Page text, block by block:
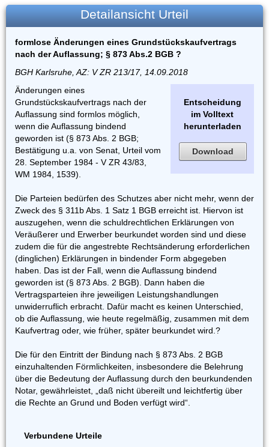
Detailansicht Urteil
formlose Änderungen eines Grundstückskaufvertrags
nach der Auflassung; § 873 Abs.2 BGB ?
BGH Karlsruhe, AZ: V ZR 213/17, 14.09.2018
Entscheidung
im Volltext
herunterladen
Download
Änderungen eines
Grundstückskaufvertrags nach der
Auflassung sind formlos möglich,
wenn die Auflassung bindend
geworden ist (§ 873 Abs. 2 BGB;
Bestätigung u.a. von Senat, Urteil vom
28. September 1984 - V ZR 43/83,
WM 1984, 1539).
Die Parteien bedürfen des Schutzes aber nicht mehr, wenn der
Zweck des § 311b Abs. 1 Satz 1 BGB erreicht ist. Hiervon ist
auszugehen, wenn die schuldrechtlichen Erklärungen von
Veräußerer und Erwerber beurkundet worden sind und diese
zudem die für die angestrebte Rechtsänderung erforderlichen
(dinglichen) Erklärungen in bindender Form abgegeben
haben. Das ist der Fall, wenn die Auflassung bindend
geworden ist (§ 873 Abs. 2 BGB). Dann haben die
Vertragsparteien ihre jeweiligen Leistungshandlungen
unwiderruflich erbracht. Dafür macht es keinen Unterschied,
ob die Auflassung, wie heute regelmäßig, zusammen mit dem
Kaufvertrag oder, wie früher, später beurkundet wird.?
Die für den Eintritt der Bindung nach § 873 Abs. 2 BGB
einzuhaltenden Förmlichkeiten, insbesondere die Belehrung
über die Bedeutung der Auflassung durch den beurkundenden
Notar, gewährleistet, „daß nicht übereilt und leichtfertig über
die Rechte an Grund und Boden verfügt wird“.
Verbundene Urteile